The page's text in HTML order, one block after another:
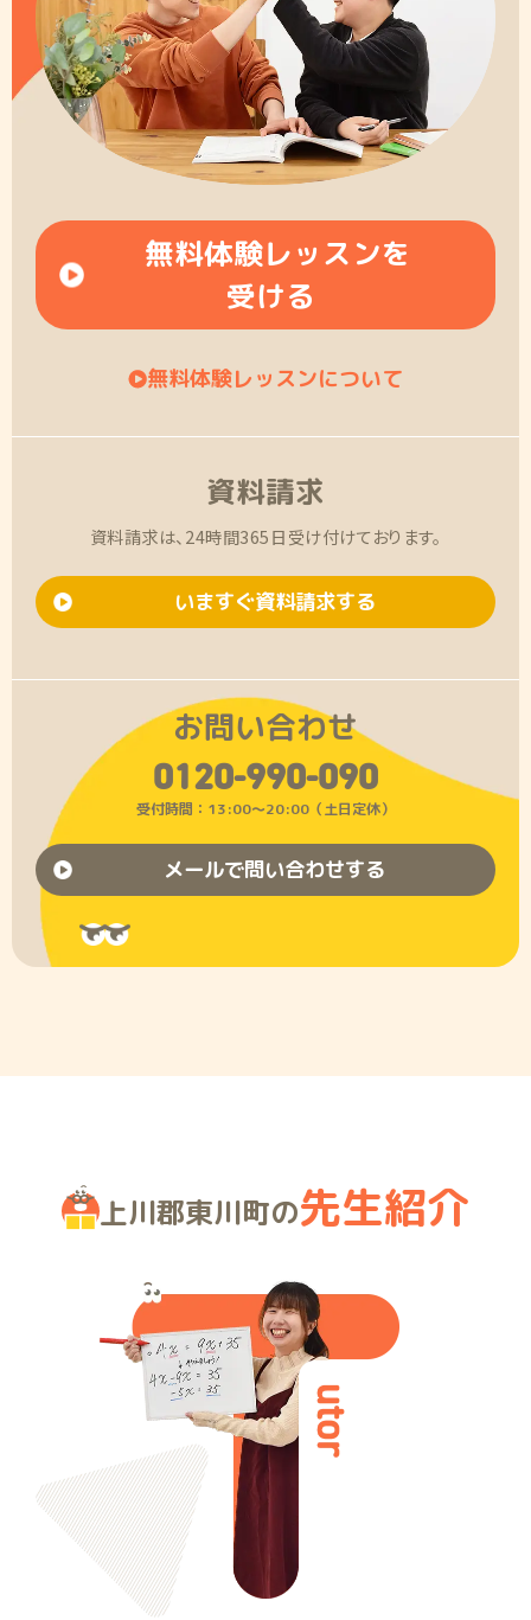
無料体験レッスンを
受ける
無料体験レッスンについて
資料請求
資料請求は、24時間365日受け付けております。
いますぐ資料請求する
お問い合わせ
0120-990-090
受付時間：13:00〜20:00（土日定休）
メールで問い合わせする
上川郡東川町の先生紹介